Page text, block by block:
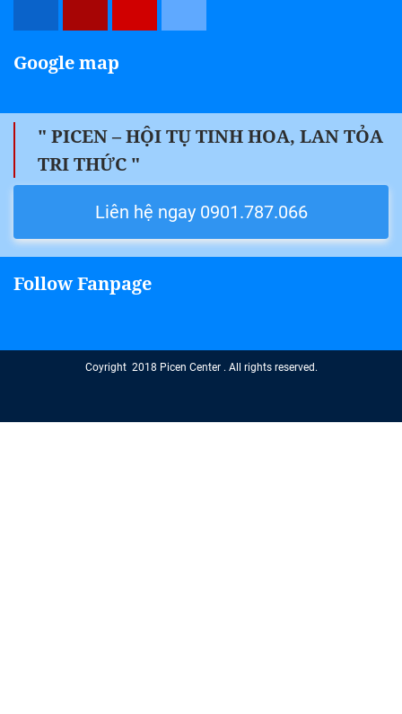
" PICEN – HỘI TỤ TINH HOA, LAN TỎA
TRI THỨC "
Liên hệ ngay 0901.787.066
Google map
Follow Fanpage
Coyright 2018 Picen Center . All rights reserved.